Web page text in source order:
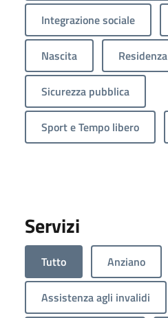
Integrazione sociale
Nascita Residenza
Sicurezza pubblica
Sport e Tempo libero
Servizi
Tutto Anziano
Assistenza agli invalidi